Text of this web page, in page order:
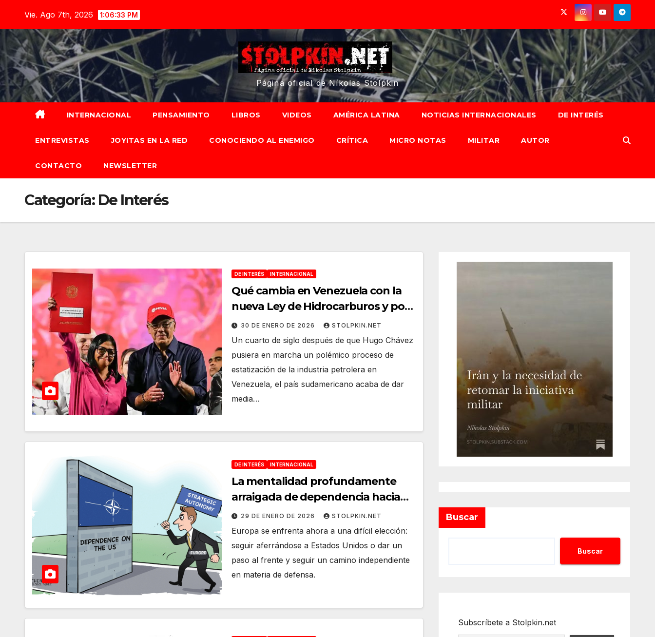
contenido
Vie. Ago 7th, 2026 1:06:34 PM
Página oficial de Níkolas Stolpkin
INTERNACIONAL PENSAMIENTO LIBROS VIDEOS AMÉRICA LATINA NOTICIAS INTERNACIONALES DE INTERÉS
ENTREVISTAS JOYITAS EN LA RED CONOCIENDO AL ENEMIGO CRÍTICA MICRO NOTAS MILITAR AUTOR
CONTACTO NEWSLETTER
Categoría: De Interés
DE INTERÉS INTERNACIONAL
Qué cambia en Venezuela con la
nueva Ley de Hidrocarburos y por
qué es una ruptura radical con 50
años de modelo petrolero
30 DE ENERO DE 2026 STOLPKIN.NET
Un cuarto de siglo después de que Hugo Chávez
pusiera en marcha un polémico proceso de
estatización de la industria petrolera en
Venezuela, el país sudamericano acaba de dar
media…
DE INTERÉS INTERNACIONAL
La mentalidad profundamente
arraigada de dependencia hacia
EE. UU. de figuras como Rutte
constituye un obstáculo para la
autonomía estratégica de Europa
29 DE ENERO DE 2026 STOLPKIN.NET
Europa se enfrenta ahora a una difícil elección:
seguir aferrándose a Estados Unidos o dar un
paso al frente y seguir un camino independiente
en materia de defensa.
Buscar
Buscar
Subscríbete a Stolpkin.net